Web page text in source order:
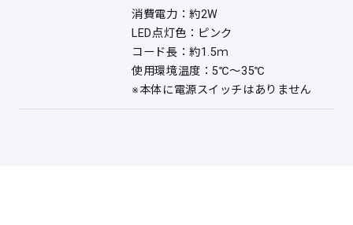
消費電力：約2W
LED点灯色：ピンク
コード長：約1.5ｍ
使用環境温度：5℃～35℃
※本体に電源スイッチはありません